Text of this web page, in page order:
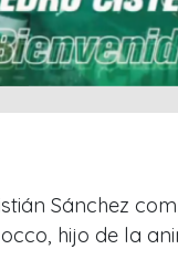
Sánchez
hijo de la